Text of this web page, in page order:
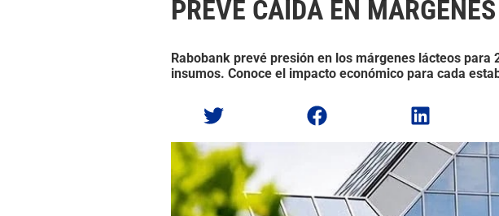
PREVÉ CAÍDA EN
Rabobank prevé presión en los márgenes lácteos para
insumos. Conoce el impacto económico para cada